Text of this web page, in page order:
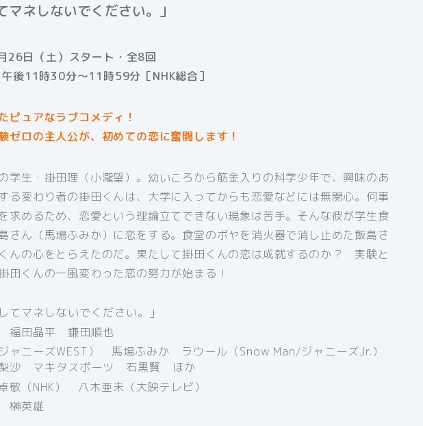
マネしないでください。」
日（土）スタート・全8回
11時30分〜11時59分［NHK総合］
ピュアなラブコメディ！
ゼロの主人公が、初めての恋に奮闘します！
学生・掛田理（小瀧望）。幼いころから筋金入りの科学少年で、興味のあ
る変わり者の掛田くんは、大学に入ってからも恋愛などには無関心。何事
求めるため、恋愛という理論立てできない現象は苦手。そんな彼が学生食
さん（馬場ふみか）に恋をする。食堂のボヤを消火器で消し止めた飯島さ
んの心をとらえたのだ。果たして掛田くんの恋は成就するのか？ 実験と
田くんの一風変わった恋の努力が始まる！
てマネしないでください。」
福田晶平 鎌田順也
ャニーズWEST） 馬場ふみか ラウール（Snow Man/ジャニーズJr.）
沙 マキタスポーツ 石黒賢 ほか
敬（NHK） 八木亜未（大映テレビ）
榊英雄